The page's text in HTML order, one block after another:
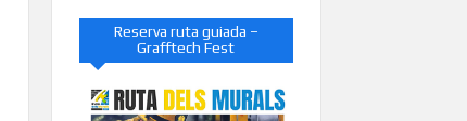
Reserva ruta guiada –
Grafftech Fest